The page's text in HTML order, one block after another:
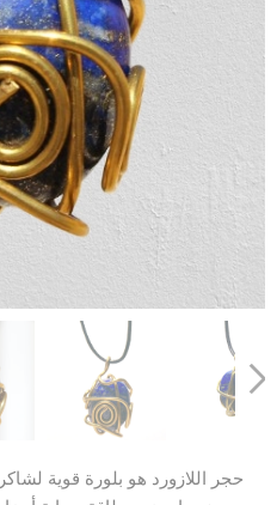
حجر اللازورد هو بلورة قوية